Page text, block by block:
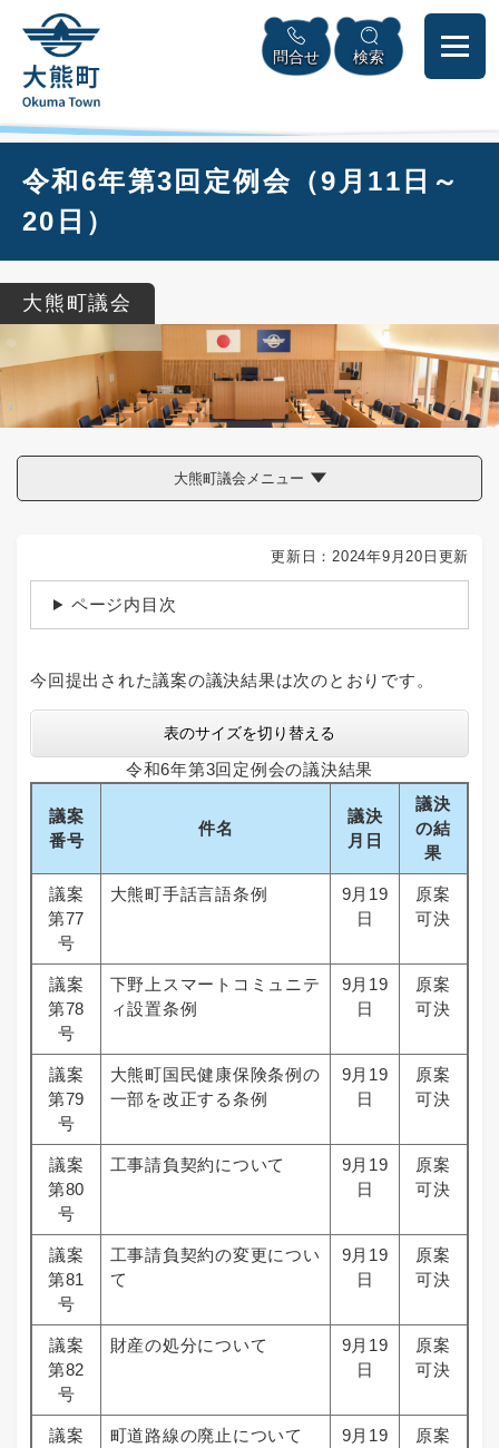
頭
メニューを飛ばして本文へ
問合せ 検索
令和6年第3回定例会（9月11日～
20日）
大熊町議会
大熊町議会メニュー
更新日：2024年9月20日更新
ページ内目次
今回提出された議案の議決結果は次のとおりです。
表のサイズを切り替える
令和6年第3回定例会の議決結果
議案
番号
件名
議決
月日
議決
の結
果
議案
第77
号
大熊町手話言語条例
9月19
日
原案
可決
議案
第78
号
下野上スマートコミュニテ
ィ設置条例
9月19
日
原案
可決
議案
第79
号
大熊町国民健康保険条例の
一部を改正する条例
9月19
日
原案
可決
議案
第80
号
工事請負契約について
9月19
日
原案
可決
議案
第81
号
工事請負契約の変更につい
て
9月19
日
原案
可決
議案
第82
号
財産の処分について
9月19
日
原案
可決
議案
町道路線の廃止について
9月19
原案